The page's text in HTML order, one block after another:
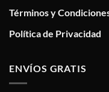
Términos y
Política de Privacidad
ENVÍOS GRATIS